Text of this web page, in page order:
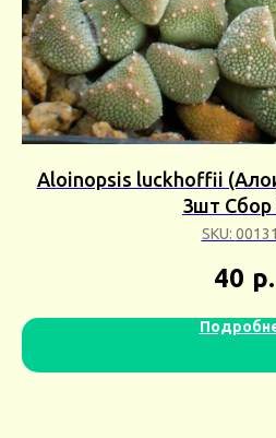
Aloinopsis luckhoffii
3шт Сбор
SKU:
40 р.